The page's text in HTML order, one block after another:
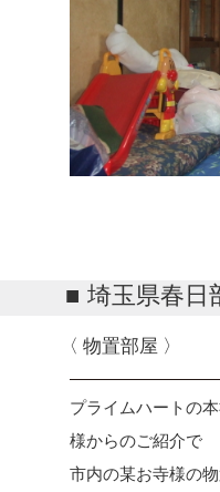
埼玉県春日
物置部屋
プライムハートの
様からのご紹介で
市内の某お寺様の